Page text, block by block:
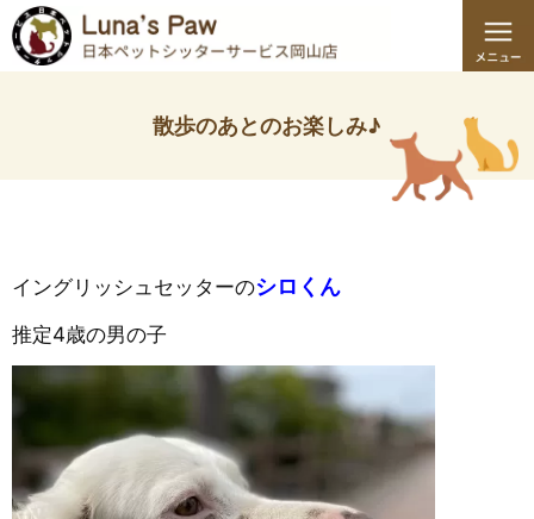
散歩のあとのお楽しみ♪
イングリッシュセッターのシロくん
推定4歳の男の子